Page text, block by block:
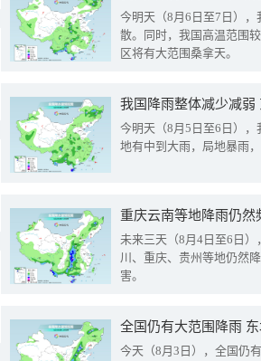
今明天（8月6日至7日）
散。同时，我国高温范围
区将有大范围桑拿天。
我国降雨整体减少减弱
今明天（8月5日至6日）
地有中到大雨，局地暴雨
重庆云南等地降雨仍然
未来三天（8月4日至6日
川、重庆、贵州等地仍然
害。
全国仍有大范围降雨
今天（8月3日），全国仍